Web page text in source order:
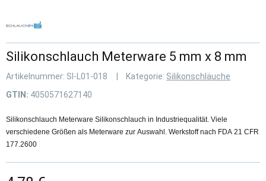
Silikonschlauch Meterware 5 mm x 8 mm
Artikelnummer: SI-L01-018 Kategorie: Silikonschläuche
GTIN: 4050571627140
Silikonschlauch Meterware Silikonschlauch in Industriequalität. Viele
verschiedene Größen als Meterware zur Auswahl. Werkstoff nach FDA 21 CFR
177.2600